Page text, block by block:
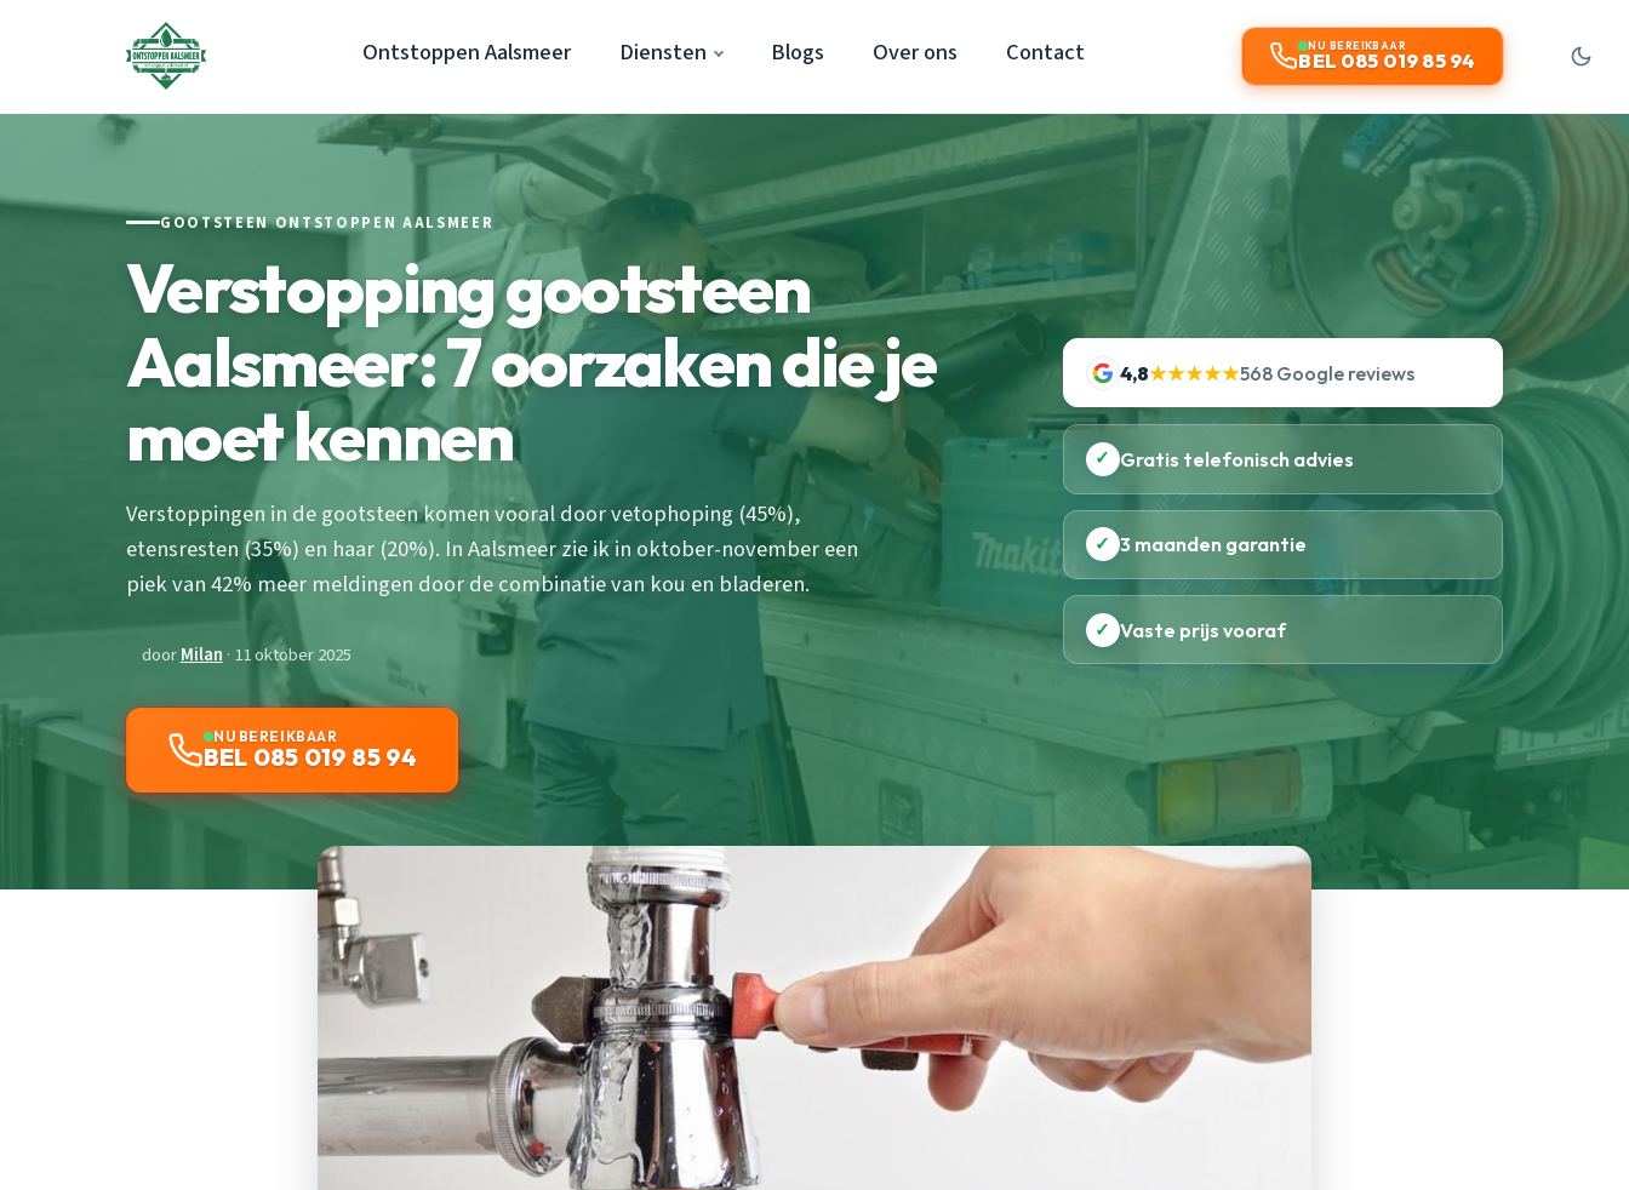
Ontstoppen Aalsmeer Diensten Blogs Over ons Contact NU BEREIKBAAR
BEL 085 019 85 94
GOOTSTEEN ONTSTOPPEN AALSMEER
Verstopping gootsteen
Aalsmeer: 7 oorzaken die je
moet kennen
Verstoppingen in de gootsteen komen vooral door vetophoping (45%),
etensresten (35%) en haar (20%). In Aalsmeer zie ik in oktober-november een
piek van 42% meer meldingen door de combinatie van kou en bladeren.
doorMilan · 11 oktober 2025
NU BEREIKBAAR
BEL 085 019 85 94
4,8★★★★★568 Google reviews
✓ Gratis telefonisch advies
✓ 3 maanden garantie
✓ Vaste prijs vooraf